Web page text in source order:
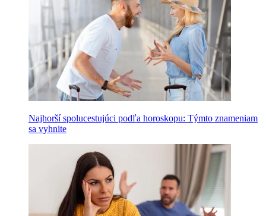
Najhorší spolucestujúci podľa horoskopu: Týmto znameniam
sa vyhnite